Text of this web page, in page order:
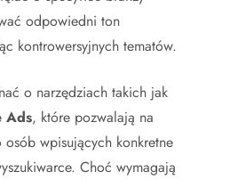
odpowiedni ton
kontrowersyjnych tematów.
o narzędziach takich jak
Ads, które pozwalają na
wpisujących konkretne
Choć wymagają